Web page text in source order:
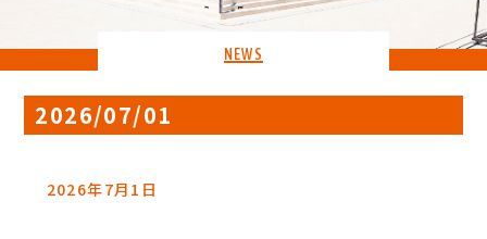
NEWS
2026/07/01
2026年7月1日